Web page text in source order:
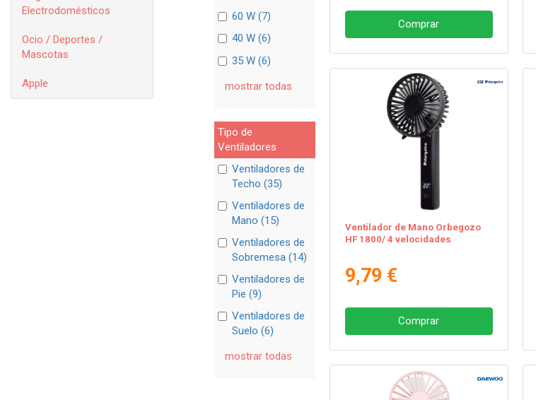
Electrodomésticos
Ocio / Deportes /
Mascotas
Apple
60 W (7)
40 W (6)
35 W (6)
mostrar todas
Tipo de
Ventiladores
Ventiladores de
Techo (35)
Ventiladores de
Mano (15)
Ventiladores de
Sobremesa (14)
Ventiladores de
Pie (9)
Ventiladores de
Suelo (6)
mostrar todas
Comprar
Ventilador de Mano Orbegozo
HF 1800/ 4 velocidades
9,79 €
Comprar